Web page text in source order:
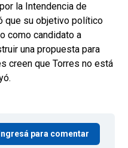
la Intendencia de
que su objetivo político
como candidato a
una propuesta para
creen que Torres no está
Ingresá para comentar